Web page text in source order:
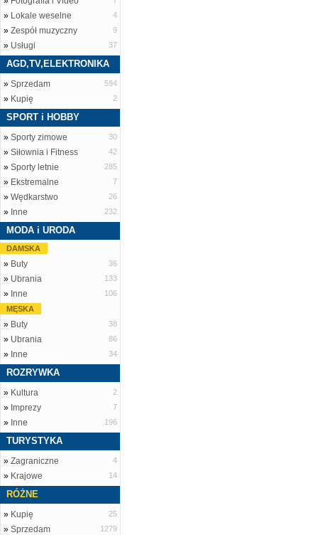
» Lokale weselne 4
» Zespół muzyczny 9
» Usługi 37
AGD,TV,ELEKTRONIKA
» Sprzedam 594
» Kupię 2
SPORT i HOBBY
» Sporty zimowe 30
» Siłownia i Fitness 42
» Sporty letnie 285
» Ekstremalne 7
» Wędkarstwo 26
» Inne 232
MODA i URODA
DAMSKA
» Buty 36
» Ubrania 133
» Inne
106
MĘSKA
» Buty 38
» Ubrania 86
» Inne 34
ROZRYWKA
» Kultura 2
» Imprezy 7
» Inne 196
TURYSTYKA
» Zagraniczne 4
» Krajowe 14
RÓŻNE
» Kupię 25
» Sprzedam 1279